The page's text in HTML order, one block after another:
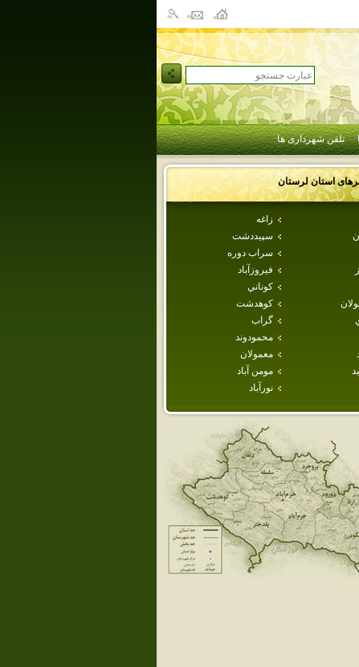
تلفن شهرداری ها
استانلرستان
زاغه
سپيددشت
سراب دوره
فيروزآباد
كوناني
كوهدشت
گراب
محمودوند
معمولان
مومن آباد
نورآباد